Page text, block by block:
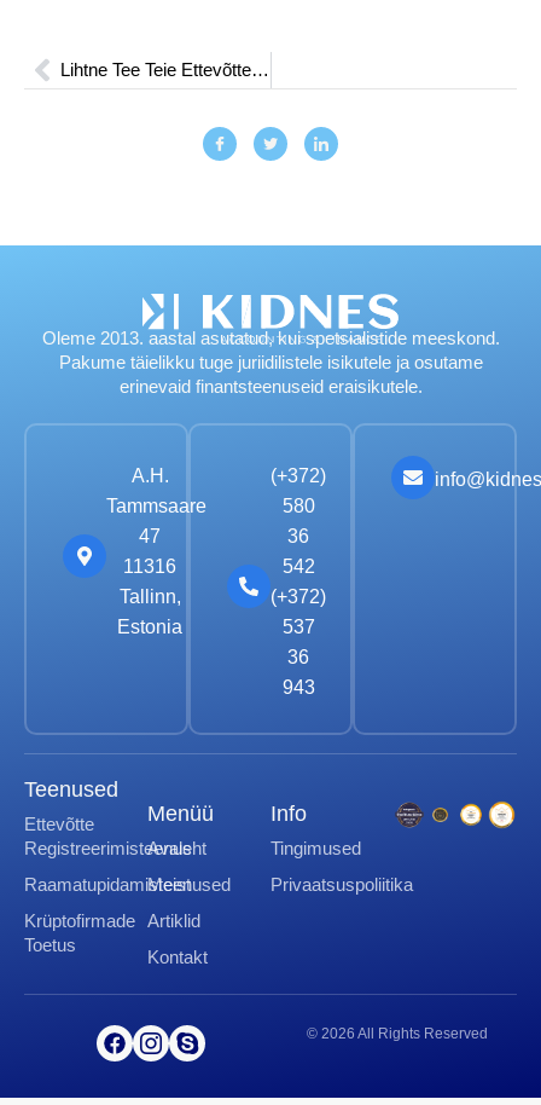
Lihtne Tee Teie Ettevõtte Aastaaruande Esitamiseni
Oleme 2013. aastal asutatud, kui spetsialistide meeskond.
Pakume täielikku tuge juriidilistele isikutele ja osutame
erinevaid finantsteenuseid eraisikutele.
A.H.
Tammsaare
47
11316
Tallinn,
Estonia
(+372)
580
36
542
(+372)
537
36
943
Teenused
Ettevõtte
Registreerimisteenus
Raamatupidamisteenused
Krüptofirmade
Toetus
Menüü
Avaleht
Meist
Artiklid
Kontakt
Info
Tingimused
Privaatsuspoliitika
© 2026 All Rights Reserved